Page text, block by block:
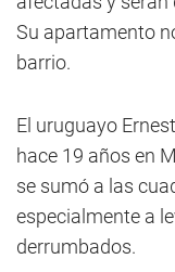
Su apartamento
barrio.
El uruguayo
hace 19 años en
se sumó a las
especialmente a
derrumbados.